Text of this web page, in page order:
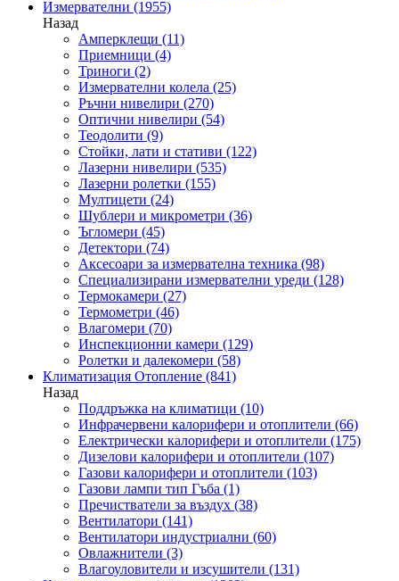
Измервателни (1955)
Назад
Амперклещи (11)
Приемници (4)
Триноги (2)
Измервателни колела (25)
Ръчни нивелири (270)
Оптични нивелири (54)
Теодолити (9)
Стойки, лати и стативи (122)
Лазерни нивелири (535)
Лазерни ролетки (155)
Мултицети (24)
Шублери и микрометри (36)
Ъгломери (45)
Детектори (74)
Аксесоари за измервателна техника (98)
Специализирани измервателни уреди (128)
Термокамери (27)
Термометри (46)
Влагомери (70)
Инспекционни камери (129)
Ролетки и далекомери (58)
Климатизация Отопление (841)
Назад
Поддръжка на климатици (10)
Инфрачервени калорифери и отоплители (66)
Електрически калорифери и отоплители (175)
Дизелови калорифери и отоплители (107)
Газови калорифери и отоплители (103)
Газови лампи тип Гъба (1)
Пречистватели за въздух (38)
Вентилатори (141)
Вентилатори индустриални (60)
Овлажнители (3)
Влагоуловители и изсушители (131)